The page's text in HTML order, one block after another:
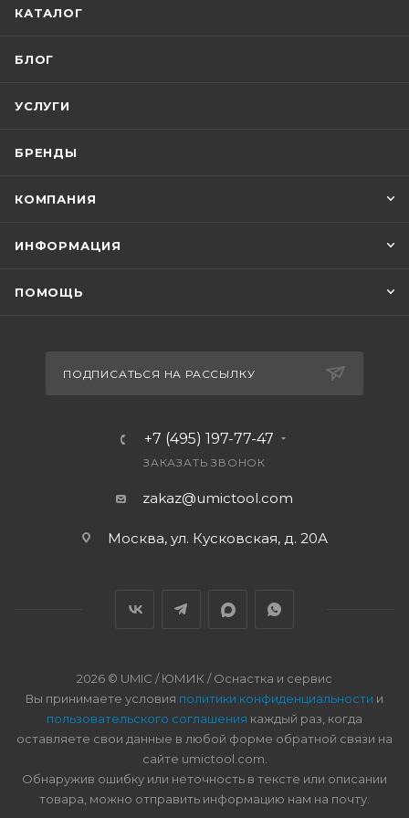
КАТАЛОГ
БЛОГ
УСЛУГИ
БРЕНДЫ
КОМПАНИЯ
ИНФОРМАЦИЯ
ПОМОЩЬ
ПОДПИСАТЬСЯ НА РАССЫЛКУ
+7 (495) 197-77-47
ЗАКАЗАТЬ ЗВОНОК
zakaz@umictool.com
Москва, ул. Кусковская, д. 20А
2026 © UMIC / ЮМИК / Оснастка и сервис
Вы принимаете условия политики конфиденциальности и
пользовательского соглашения каждый раз, когда
оставляете свои данные в любой форме обратной связи на
сайте umictool.com.
Обнаружив ошибку или неточность в тексте или описании
товара, можно отправить информацию нам на почту.